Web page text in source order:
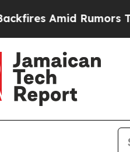
Rumors Trump Will